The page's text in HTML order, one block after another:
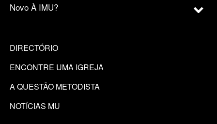
Novo À IMU?
DIRECTÓRIO
ENCONTRE UMA IGREJA
A QUESTÃO METODISTA
NOTÍCIAS MU